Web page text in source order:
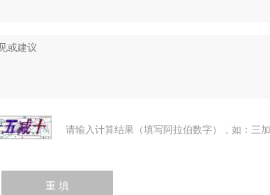
请输入计算结果（填写阿拉伯数字），如：三